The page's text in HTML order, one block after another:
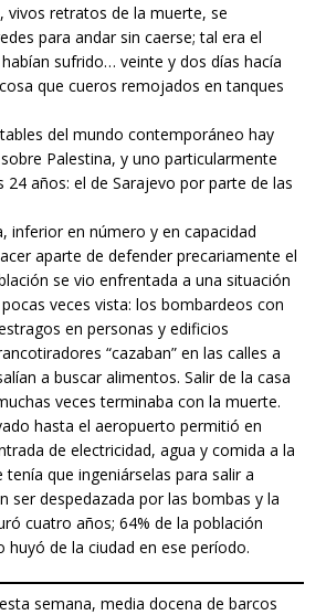
vivos retratos de la muerte, se
para andar sin caerse; tal era el
sufrido… veinte y dos días hacía
que cueros remojados en tanques
del mundo contemporáneo hay
Palestina, y uno particularmente
24 años: el de Sarajevo por parte de las
inferior en número y en capacidad
aparte de defender precariamente el
se vio enfrentada a una situación
veces vista: los bombardeos con
en personas y edificios
“cazaban” en las calles a
a buscar alimentos. Salir de la casa
veces terminaba con la muerte.
hasta el aeropuerto permitió en
de electricidad, agua y comida a la
que ingeniárselas para salir a
ser despedazada por las bombas y la
cuatro años; 64% de la población
huyó de la ciudad en ese período.
semana, media docena de barcos